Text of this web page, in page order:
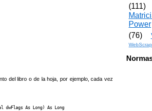
del libro o de la hoja, por ejemplo, cada vez
dwFlags As Long) As Long
(111)
Power
(76)